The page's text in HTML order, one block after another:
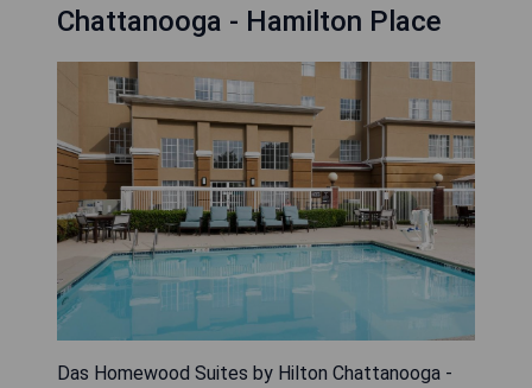
Chattanooga - Hamilton Place
Das Homewood Suites by Hilton Chattanooga -